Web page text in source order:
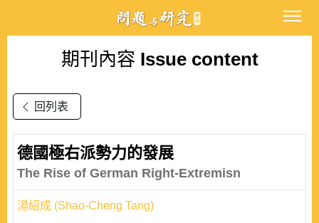
期刊內容 Issue content
回列表
德國極右派勢力的發展
The Rise of German Right-Extremisn
湯紹成 (Shao-Cheng Tang)